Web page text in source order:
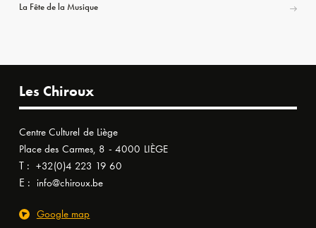
La Fête de la Musique
Les Chiroux
Centre Culturel de Liège
Place des Carmes, 8 - 4000 LIÈGE
T : +32(0)4 223 19 60
E : info@chiroux.be
Google map